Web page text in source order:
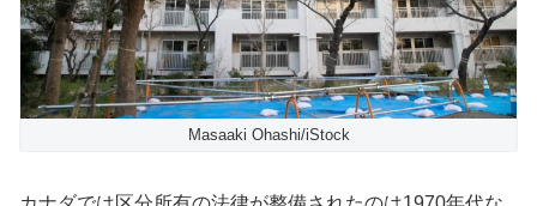
Masaaki Ohashi/iStock